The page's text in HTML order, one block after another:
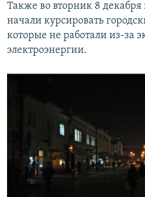
Также во вторник 8
начали курсировать
которые не работали из-за
электроэнергии.